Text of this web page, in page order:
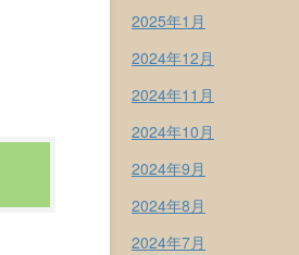
2025年1月
2024年12月
2024年11月
2024年10月
2024年9月
2024年8月
2024年7月